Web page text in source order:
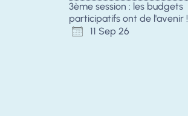
3ème session : les budgets
participatifs ont de l'avenir !
11 Sep 26